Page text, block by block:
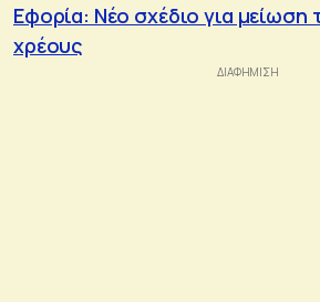
Εφορία: Νέο σχέδιο για μείωση
χρέους